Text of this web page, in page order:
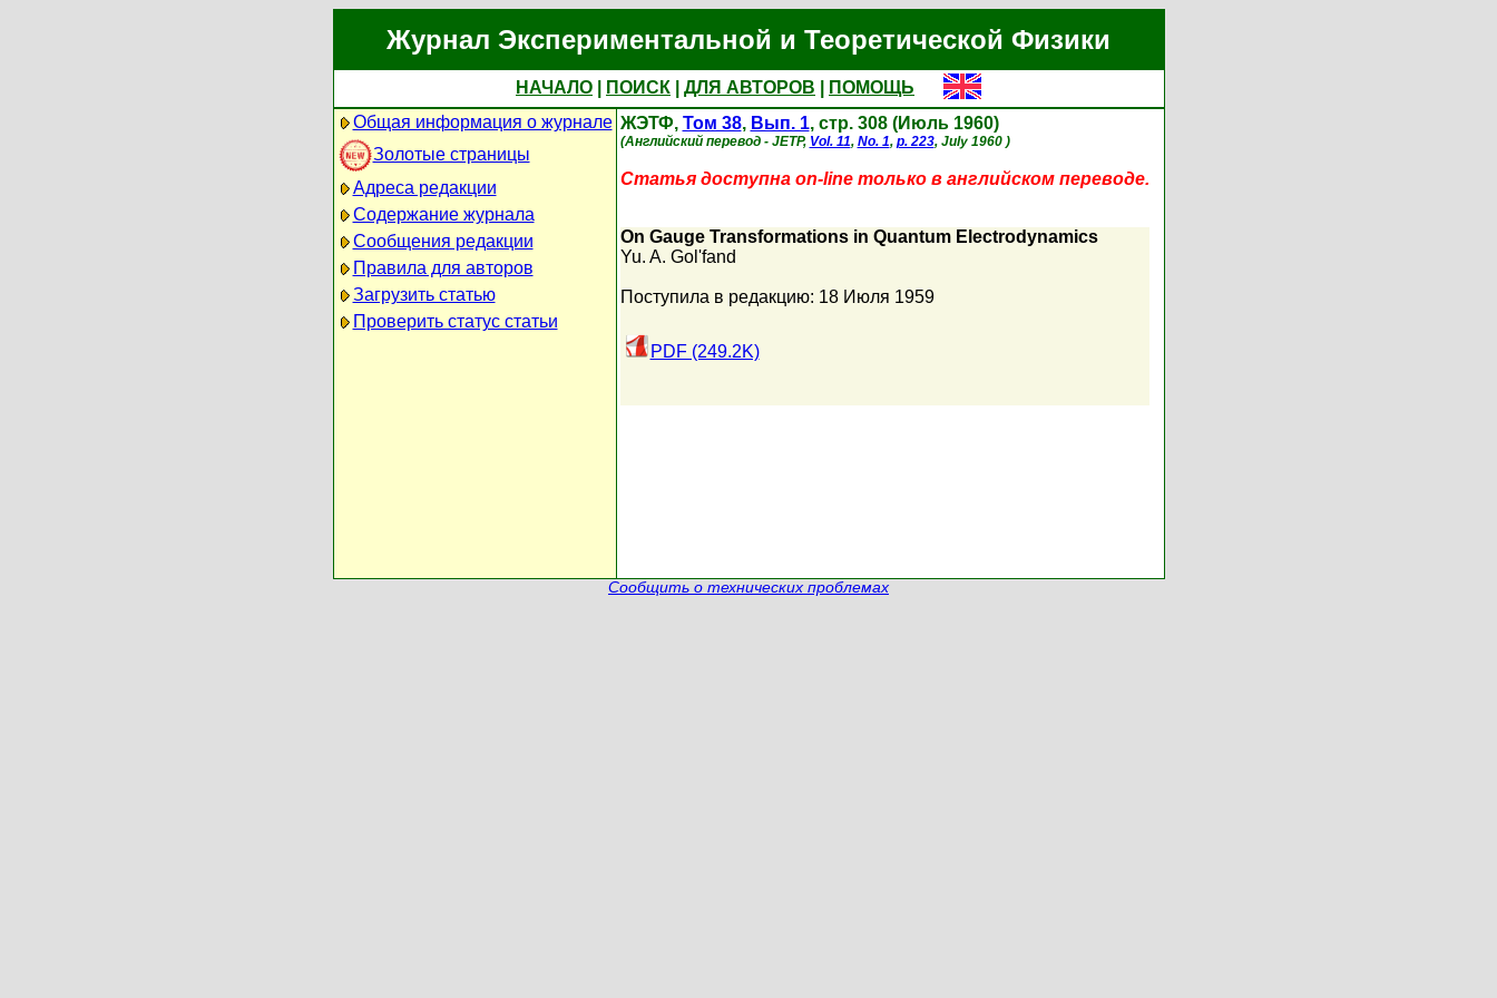
Журнал Экспериментальной и Теоретической Физики
НАЧАЛО ПОИСК ДЛЯ АВТОРОВ
ПОМОЩЬ
Общая информация о журнале
Золотые страницы
Адреса редакции
Содержание журнала
Сообщения редакции
Правила для авторов
Загрузить статью
Проверить статус статьи
ЖЭТФ, Том 38, Вып. 1, стр. 308 (Июль 1960)
(Английский перевод - JETP, Vol. 11, No. 1, p. 223, July 1960 )
Статья доступна on-line только в английском переводе.
On Gauge Transformations in Quantum Electrodynamics
Yu. A. Gol'fand
Поступила в редакцию: 18 Июля 1959
PDF (249.2K)
Сообщить о технических проблемах